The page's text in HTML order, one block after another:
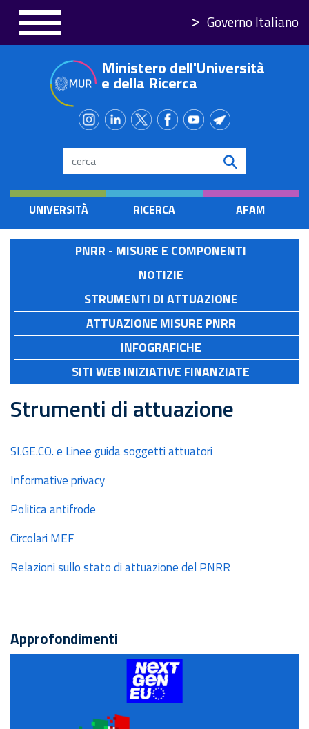
principale
Governo Italiano
Ministero dell'Università
e della Ricerca
Search
UNIVERSITÀ RICERCA AFAM
PNRR - MISURE E COMPONENTI
NOTIZIE
STRUMENTI DI ATTUAZIONE
ATTUAZIONE MISURE PNRR
INFOGRAFICHE
SITI WEB INIZIATIVE FINANZIATE
Strumenti di attuazione
SI.GE.CO. e Linee guida soggetti attuatori
Informative privacy
Politica antifrode
Circolari MEF
Relazioni sullo stato di attuazione del PNRR
Approfondimenti
NextGENEU
Italia